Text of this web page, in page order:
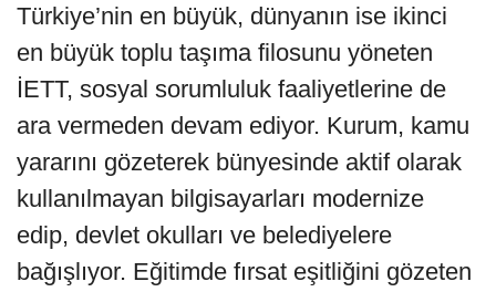
Türkiye’nin en büyük, dünyanın ise ikinci
en büyük toplu taşıma filosunu yöneten
İETT, sosyal sorumluluk faaliyetlerine de
ara vermeden devam ediyor. Kurum, kamu
yararını gözeterek bünyesinde aktif olarak
kullanılmayan bilgisayarları modernize
edip, devlet okulları ve belediyelere
bağışlıyor. Eğitimde fırsat eşitliğini gözeten